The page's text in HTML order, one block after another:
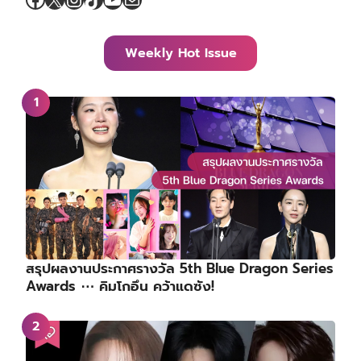
Weekly Hot Issue
สรุปผลงานประกาศรางวัล 5th Blue Dragon Series
Awards ⋯ คิมโกอึน คว้าแดซัง!